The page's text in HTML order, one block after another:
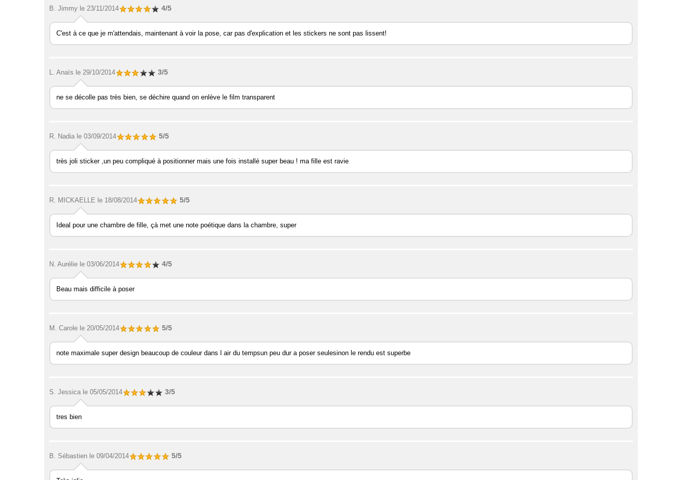
B. Jimmy le 23/11/2014 4/5
C'est à ce que je m'attendais, maintenant à voir la pose, car pas d'explication et les stickers ne sont pas lissent!
L. Anaïs le 29/10/2014 3/5
ne se décolle pas très bien, se déchire quand on enlève le film transparent
R. Nadia le 03/09/2014 5/5
très joli sticker ,un peu compliqué à positionner mais une fois installé super beau ! ma fille est ravie
R. MICKAELLE le 18/08/2014 5/5
Ideal pour une chambre de fille, çà met une note poétique dans la chambre, super
N. Aurélie le 03/06/2014 4/5
Beau mais difficile à poser
M. Carole le 20/05/2014 5/5
note maximale super design beaucoup de couleur dans l air du tempsun peu dur a poser seulesinon le rendu est superbe
S. Jessica le 05/05/2014 3/5
tres bien
B. Sébastien le 09/04/2014 5/5